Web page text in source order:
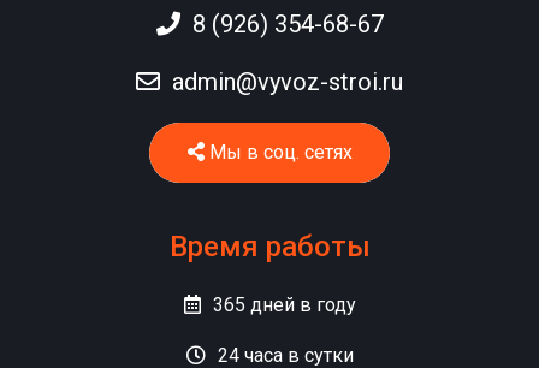
8 (926) 354-68-67
admin@vyvoz-stroi.ru
Мы в соц. сетях
Время работы
365 дней в году
24часа в сутки